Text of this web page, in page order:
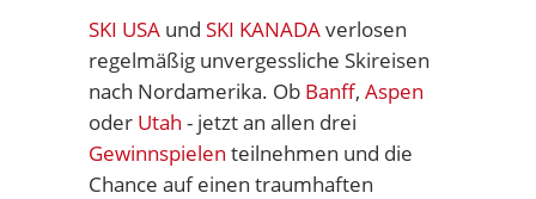
SKI USA und SKI KANADAverlosen
regelmäßig unvergessliche Skireisen
nach Nordamerika. Ob Banff, Aspen
oder Utah - jetzt an allen drei
Gewinnspielen teilnehmen und die
Chance auf einen traumhaften